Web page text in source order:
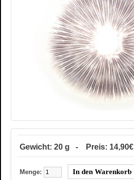
Gewicht: 20 g - Preis: 14,90€
Menge: